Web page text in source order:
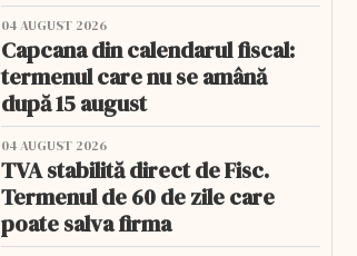
04 AUGUST 2026
Capcana din calendarul fiscal:
termenul care nu se amână
după 15 august
04 AUGUST 2026
TVA stabilită direct de Fisc.
Termenul de 60 de zile care
poate salva firma